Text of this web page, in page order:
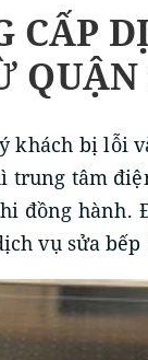
CẤP
khách bị lỗi
trung tâm
đồng
vụ sửa